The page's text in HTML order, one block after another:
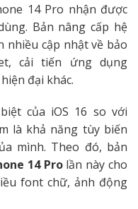
14 Pro nhận được
Bản nâng cấp hệ
nhiều cập nhật về bảo
cải tiến ứng dụng
đại khác.
của iOS 16 so với
là khả năng tùy biến
mình. Theo đó, bản
14 Prolần này cho
font chữ, ảnh động